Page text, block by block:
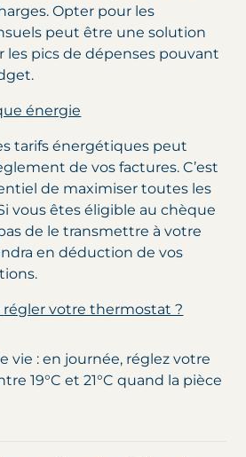
Opter pour les
peut être une solution
les pics de dépenses pouvant
énergie
tarifs énergétiques peut
de vos factures. C’est
de maximiser toutes les
vous êtes éligible au chèque
de le transmettre à votre
en déduction de vos
régler votre thermostat ?
vie : en journée, réglez votre
19°C et 21°C quand la pièce